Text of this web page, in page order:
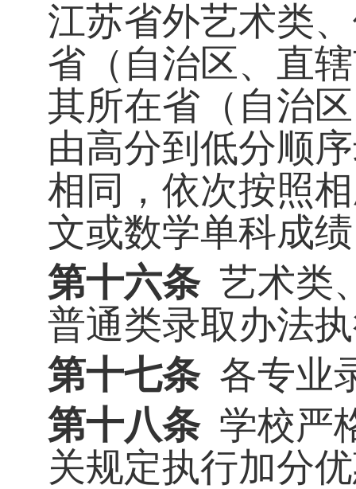
江苏省外艺术类
省（自治区、直
其所在省（自治
由高分到低分顺
相同，依次按照
文或数学单科成
第十六条 艺术类
普通类录取办法
第十七条 各专业
第十八条 学校严
关规定执行加分